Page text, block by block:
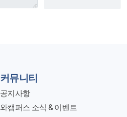
커뮤니티
공지사항
와캠퍼스 소식 & 이벤트